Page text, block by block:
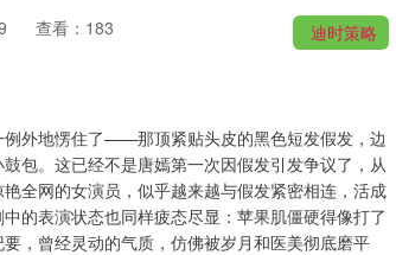
迪时策略
查看：183
外地愣住了——那顶紧贴头皮的黑色短发假发，边
包。这已经不是唐嫣第一次因假发引发争议了，从
全网的女演员，似乎越来越与假发紧密相连，活成
的表演状态也同样疲态尽显：苹果肌僵硬得像打了
，曾经灵动的气质，仿佛被岁月和医美彻底磨平